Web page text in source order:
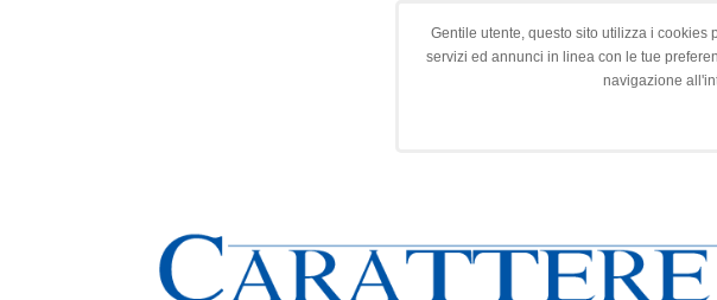
Gentile utente, questo sito utilizza i
servizi ed annunci in linea con le tue
navigazione